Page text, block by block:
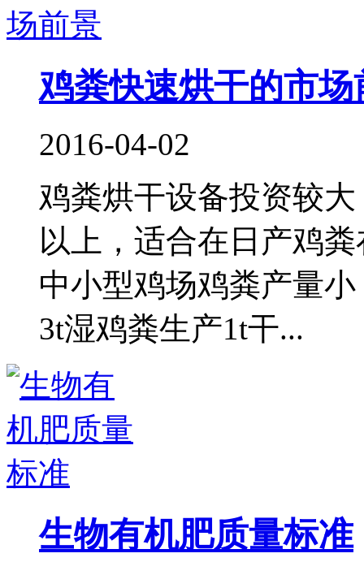
鸡粪快速烘干的市场
2016-04-02
鸡粪烘干设备投资较
以上，适合在日产鸡
中小型鸡场鸡粪产量
3t湿鸡粪生产1t干...
生物有机肥质量标准